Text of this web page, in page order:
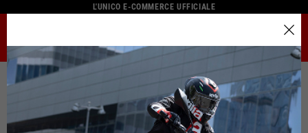
L'UNICO E-COMMERCE UFFICIALE
Home Merchandising Gadgets
Gadgets
Il catalogo e i servizi disponibili possono variare in base alla
località.
Cambiando località il contenuto del carrello e della tua